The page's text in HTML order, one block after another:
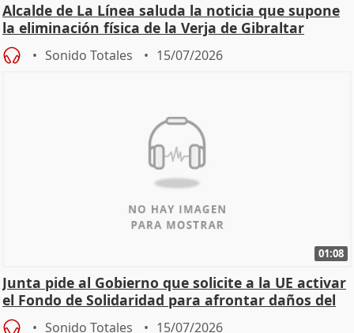
Alcalde de La Línea saluda la noticia que supone
la eliminación física de la Verja de Gibraltar
Sonido Totales 15/07/2026
01:08
Junta pide al Gobierno que solicite a la UE activar
el Fondo de Solidaridad para afrontar daños del
Sonido Totales 15/07/2026